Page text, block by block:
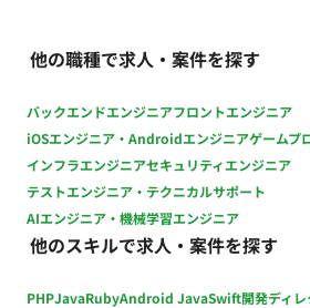
他の職種で求人・案件を探す
バックエンドエンジニアフロントエンジニア
iOSエンジニア・Androidエンジニアゲームプ
インフラエンジニアセキュリティエンジニア
テストエンジニア・テクニカルサポート
AIエンジニア・機械学習エンジニア
他のスキルで求人・案件を探す
PHPJavaRubyAndroid JavaSwift開発ディ